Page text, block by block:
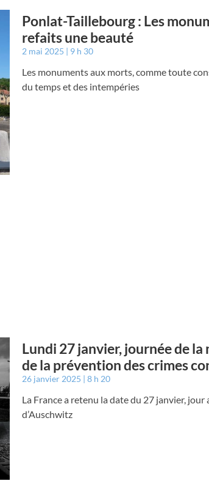
Ponlat-Taillebourg : Les
refaits une beauté
2 mai 2025 9 h 30
Les monuments aux morts, comme toute
du temps et des intempéries
Lundi 27 janvier, journée de
de la prévention des crimes
26 janvier 2025 8 h 20
La France a retenu la date du 27 janvier,
d’Auschwitz